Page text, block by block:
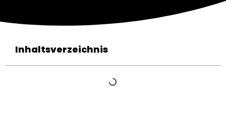
Inhaltsverzeichnis